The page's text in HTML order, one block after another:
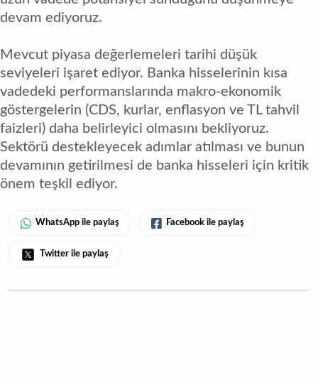
devam ediyoruz.
Mevcut piyasa değerlemeleri tarihi düşük
seviyeleri işaret ediyor. Banka hisselerinin kısa
vadedeki performanslarında makro-ekonomik
göstergelerin (CDS, kurlar, enflasyon ve TL tahvil
faizleri) daha belirleyici olmasını bekliyoruz.
Sektörü destekleyecek adımlar atılması ve bunun
devamının getirilmesi de banka hisseleri için kritik
önem teşkil ediyor.
WhatsApp ile paylaş Facebook ile paylaş
Twitter ile paylaş